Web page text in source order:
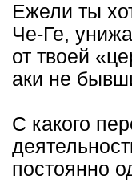
Ежели ты
Че-Ге,
от твоей
аки не
С какого
постоянно